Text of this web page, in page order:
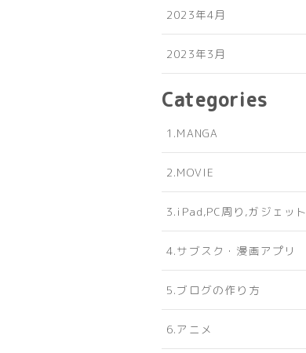
2023年4月
2023年3月
Categories
1.MANGA
2.MOVIE
3.iPad,PC周り,ガジェット
4.サブスク・漫画アプリ
5.ブログの作り方
6.アニメ